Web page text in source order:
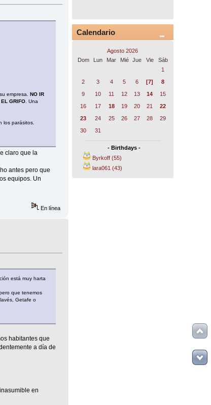
empresa. NO IR
GRIFO. Una
los parásitos.
claro que la
antes pero que
equipos. Un
En línea
está muy harta
que tenemos
Getafe o
habitantes que
a día de
en
Calendario
Agosto 2026
Dom
Lun Mar Mié Jue Vie
Sáb
1
2
3 4 5 6 [7]
8
9
10 11 12 13 14
15
16
17 18 19 20 21
22
23
24 25 26 27 28
29
30
31
- Birthdays -
Byrkoff (55)
lara061 (43)